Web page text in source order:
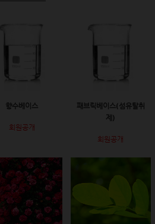
향수베이스
회원공개
패브릭베이스(섬유탈취
제)
회원공개